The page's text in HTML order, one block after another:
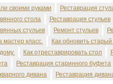
своими руками Реставрация
стола
Реставрация стульев
стульев
Ремонт стульев
мастер класс.
Как обновить старый
Как отреставрировать стол
Реставрация старинного буфета
дивана
Реставрация